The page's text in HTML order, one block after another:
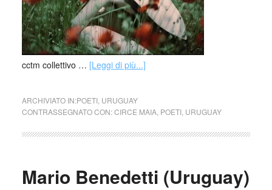
cctm collettivo … [Leggi di più...]
ARCHIVIATO IN:POETI, URUGUAY
CONTRASSEGNATO CON:CIRCE MAIA, POETI, URUGUAY
Mario Benedetti (Uruguay)